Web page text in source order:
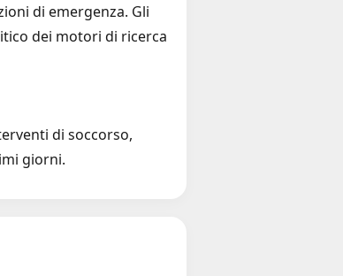
di emergenza. Gli
dei motori di ricerca
di soccorso,
giorni.